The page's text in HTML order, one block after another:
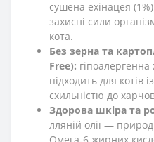
сушена ехінацея
захисні сили
кота.
Без зерна та
Free):
підходить для котів
схильністю до
Здорова шкіра та
лляній олії —
Омега-6 жирних